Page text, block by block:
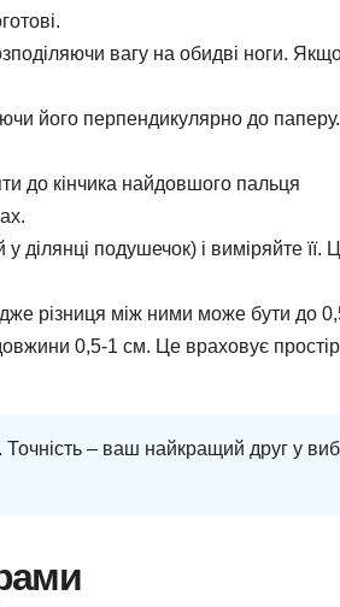
вагу на обидві ноги.
його перпендикулярно до паперу.
до кінчика найдовшого пальця
ділянці подушечок) і виміряйте її.
різниця між ними може бути до
0,5-1 см. Це враховує
– ваш найкращий друг у